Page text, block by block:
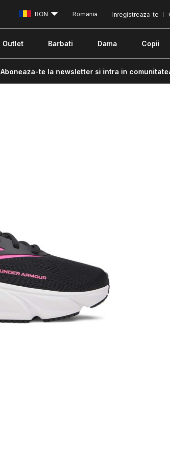
Inregistreaza-te
RON Romania
Outlet Barbati Dama Copii
Aboneaza-te la newsletter si intra in